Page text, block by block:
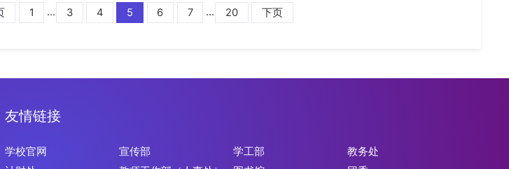
1 ... 3 4 5 6 7 ... 20 下页
友情链接
学校官网 宣传部 学工部
教务处